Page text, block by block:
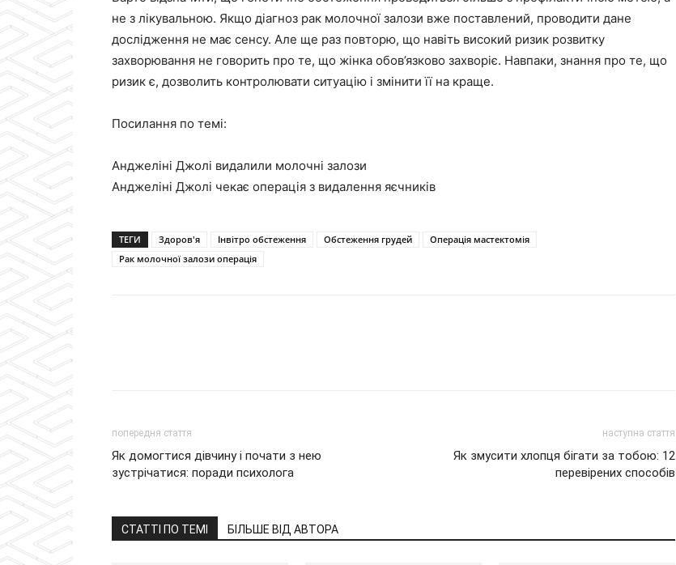
не з лікувальною. Якщо діагноз рак молочної залози вже поставлений, проводити дане
дослідження не має сенсу. Але ще раз повторю, що навіть високий ризик розвитку
захворювання не говорить про те, що жінка обов’язково захворіє. Навпаки, знання про те, що
ризик є, дозволить контролювати ситуацію і змінити її на краще.
Посилання по темі:
Анджеліні Джолі видалили молочні залози
Анджеліні Джолі чекає операція з видалення яєчників
ТЕГИ Здоров'я Інвітро обстеження Обстеження грудей
Операція мастектомія
Рак молочної залози операція
попередня стаття
Як домогтися дівчину і почати з нею
зустрічатися: поради психолога
наступна стаття
Як змусити хлопця бігати за тобою: 12
перевірених способів
СТАТТІ ПО ТЕМІ БІЛЬШЕ ВІД АВТОРА